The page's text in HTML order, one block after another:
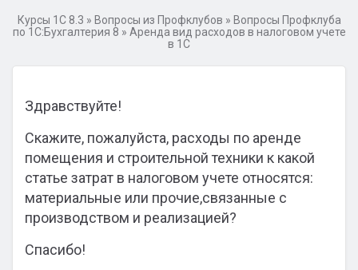
Курсы 1С 8.3 » Вопросы из Профклубов » Вопросы Профклуба
по 1С:Бухгалтерия 8 » Аренда вид расходов в налоговом учете
в 1С
Здравствуйте!
Скажите, пожалуйста, расходы по аренде
помещения и строительной техники к какой
статье затрат в налоговом учете относятся:
материальные или прочие,связанные с
производством и реализацией?
Спасибо!